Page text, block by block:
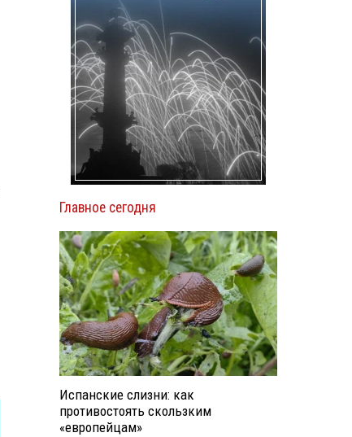
Главное сегодня
Испанские слизни: как
противостоять скользким
«европейцам»